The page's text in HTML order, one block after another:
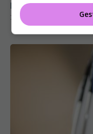
Memorie bună: ce
15 feb 2020, 08:05